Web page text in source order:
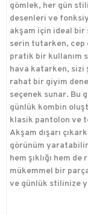
gömlek, her gün
desenleri ve
akşam için ideal bir
serin tutarken, cep
pratik bir kullanım
hava katarken, sizi
rahat bir giyim
seçenek sunar. Bu
günlük kombin
klasik pantolon ve
Akşam dışarı
görünüm
hem şıklığı hem
mükemmel bir
ve günlük stilinize